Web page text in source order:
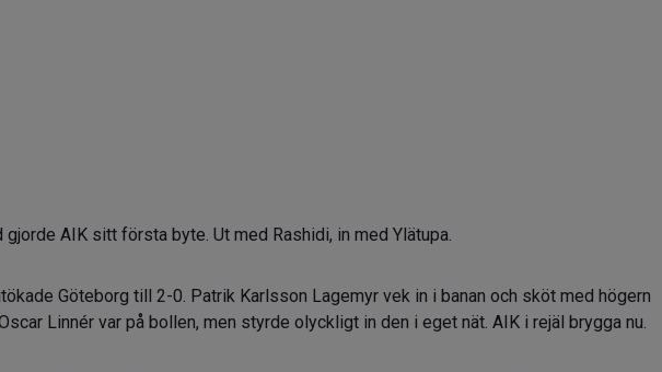
AIK sitt första byte. Ut med Rashidi, in med Ylätupa.
Göteborg till 2-0. Patrik Karlsson Lagemyr vek in i banan och sköt med högern
Linnér var på bollen, men styrde olyckligt in den i eget nät. AIK i rejäl brygga nu.